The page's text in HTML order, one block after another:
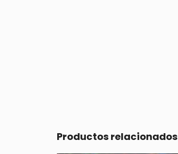
Productos relacionados